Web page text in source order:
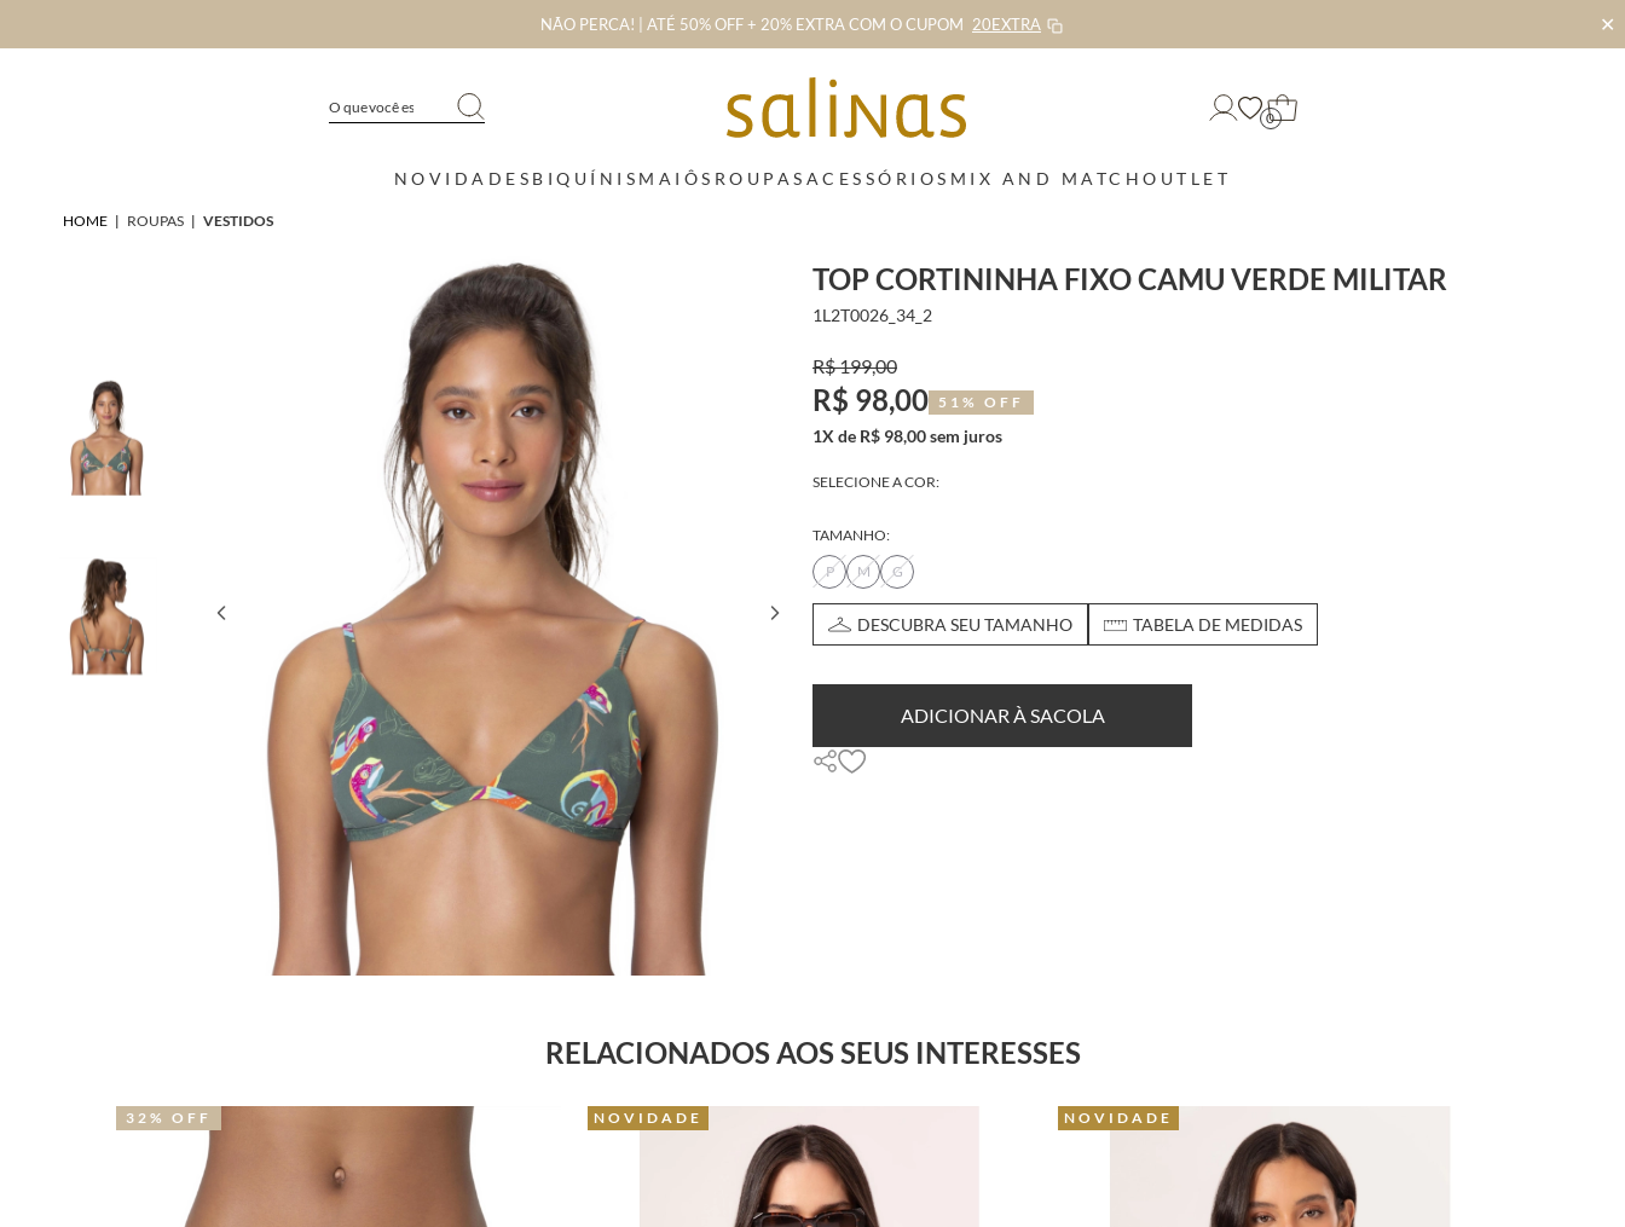
NÃO PERCA! | ATÉ 50% OFF + 20% EXTRA COM O CUPOM 20EXTRA ✕
0
NOVIDADES BIQUÍNIS MAIÔS ROUPAS ACESSÓRIOS MIX AND MATCHOUTLET
HOME | ROUPAS | VESTIDOS
TOP CORTININHA FIXO CAMU VERDE MILITAR
1L2T0026_34_2
R$ 199,00
R$ 98,00 51% OFF
1X de R$ 98,00 sem juros
SELECIONE A COR:
TAMANHO:
P
M G
DESCUBRA SEU TAMANHO TABELA DE MEDIDAS
ADICIONAR À SACOLA
RELACIONADOS AOS SEUS INTERESSES
32% OFF NOVIDADE NOVIDADE